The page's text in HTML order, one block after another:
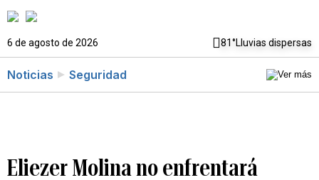
6 de agosto de 2026 81°Lluvias dispersas
Noticias Seguridad
Eliezer Molina no enfrentará